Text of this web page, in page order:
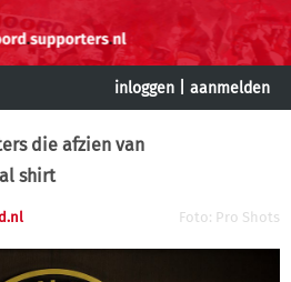
inloggen aanmelden
die afzien van
shirt
Foto: Pro Shots